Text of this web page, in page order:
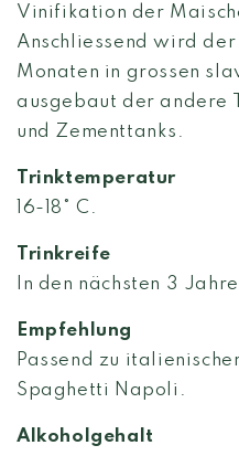
Vinifikation der
Anschliessend wird
Monaten in grossen
ausgebaut der andere
und Zementtanks.
Trinktemperatur
16-18° C.
Trinkreife
In den nächsten 3
Empfehlung
Passend zu
Spaghetti Napoli.
Alkoholgehalt